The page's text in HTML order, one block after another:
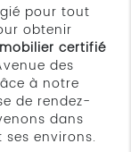
pour tout
obtenir
certifié
des
à notre
de rendez-
dans
environs.